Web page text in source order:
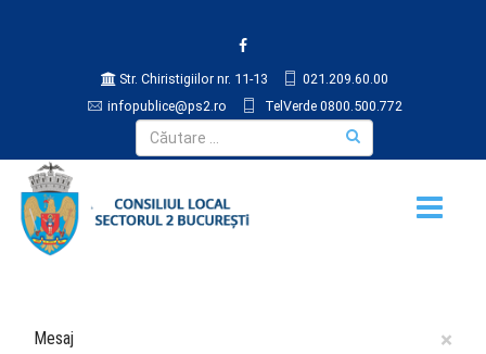
Str. Chiristigiilor nr. 11-13
021.209.60.00
infopublice@ps2.ro
TelVerde 0800.500.772
×
Mesaj